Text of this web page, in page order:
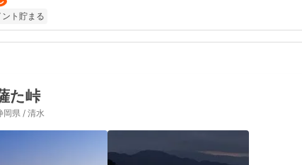
ント貯まる
た峠
岡県 / 清水